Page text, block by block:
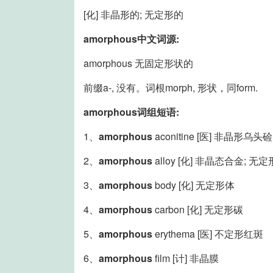
[化] 非晶形的; 无定形的
amorphous中文词源:
amorphous 无固定形状的
前缀a-, 没有。词根morph, 形状，同form.
amorphous词组短语:
1、 amorphousaconitine [医] 非晶形乌头硷
2、 amorphousalloy [化] 非晶态合金; 无定
3、 amorphousbody [化] 无定形体
4、 amorphouscarbon [化] 无定形碳
5、 amorphouserythema [医] 不定形红斑
6、 amorphousfilm [计] 非晶膜